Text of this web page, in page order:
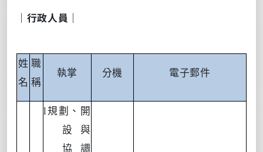
｜行政人員｜
姓
名
職
稱
執掌 分機 電子郵件
l 規劃、開
設與
協調